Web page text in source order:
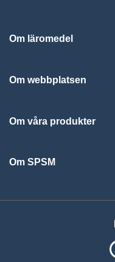
Om läromedel
Om webbplatsen
Om våra produkter
Om SPSM